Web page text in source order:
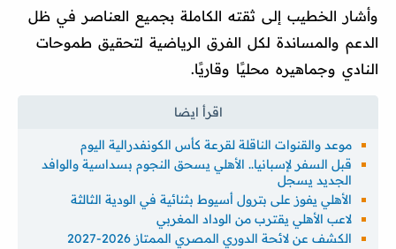
وأشار الخطيب إلى ثقته الكاملة بجميع العناصر في ظل
الدعم والمساندة لكل الفرق الرياضية لتحقيق طموحات
النادي وجماهيره محليًا وقاريًا.
موعد والقنوات الناقلة لقرعة كأس الكونفدرالية اليوم
قبل السفر لإسبانيا.. الأهلي يسحق النجوم بسداسية والوافد
الجديد يسجل
الأهلي يفوز على بترول أسيوط بثنائية في الودية الثالثة
لاعب الأهلي يقترب من الوداد المغربي
الكشف عن لائحة الدوري المصري الممتاز 2026-2027